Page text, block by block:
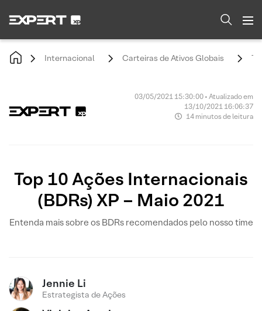
Internacional Carteiras de Ativos Globais
03/05/2021 15:30:00 • Atualizado em
13/10/2021 16:06:37
14 minutos de leitura
Top 10 Ações Internacionais
(BDRs) XP – Maio 2021
Entenda mais sobre os BDRs recomendados pelo nosso time
Jennie Li
Estrategista de Ações